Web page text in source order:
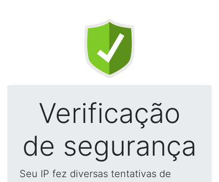
Verificação
de segurança
Seu IP fez diversas tentativas de